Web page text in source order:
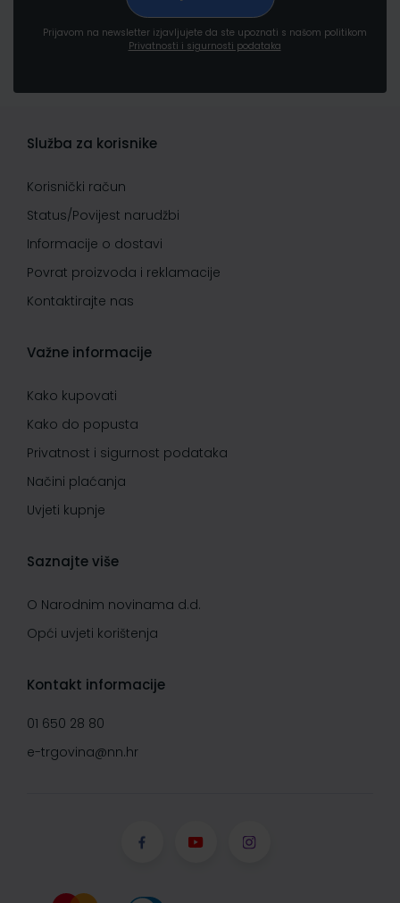
Prijavom na newsletter izjavljujete da ste upoznati s našom politikom
Privatnosti i sigurnosti podataka
Služba za korisnike
Korisnički račun
Status/Povijest narudžbi
Informacije o dostavi
Povrat proizvoda i reklamacije
Kontaktirajte nas
Važne informacije
Kako kupovati
Kako do popusta
Privatnost i sigurnost podataka
Načini plaćanja
Uvjeti kupnje
Saznajte više
O Narodnim novinama d.d.
Opći uvjeti korištenja
Kontakt informacije
01 650 28 80
e-trgovina@nn.hr